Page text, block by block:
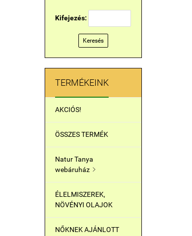
Kifejezés:
Keresés
TERMÉKEINK
AKCIÓS!
ÖSSZES TERMÉK
Natur Tanya
webáruház 
ÉLELMISZEREK,
NÖVÉNYI OLAJOK
NŐKNEK AJÁNLOTT